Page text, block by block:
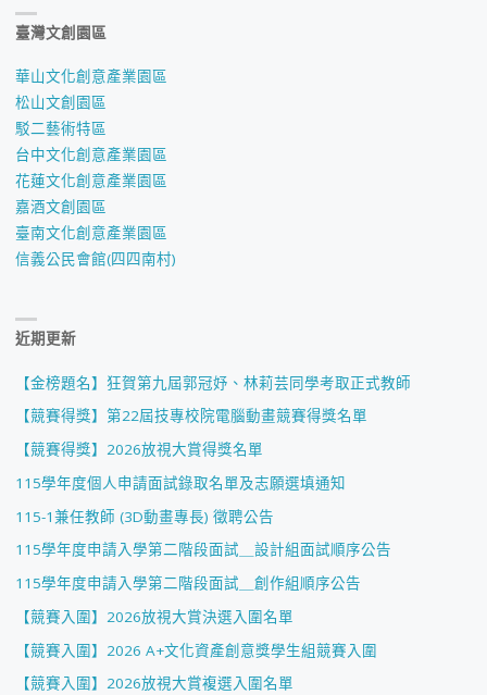
臺灣文創園區
華山文化創意產業園區
松山文創園區
駁二藝術特區
台中文化創意產業園區
花蓮文化創意產業園區
嘉酒文創園區
臺南文化創意產業園區
信義公民會館(四四南村)
近期更新
【金榜題名】狂賀第九屆郭冠妤、林莉芸同學考取正式教師
【競賽得獎】第22屆技專校院電腦動畫競賽得獎名單
【競賽得獎】2026放視大賞得獎名單
115學年度個人申請面試錄取名單及志願選填通知
115-1兼任教師 (3D動畫專長) 徵聘公告
115學年度申請入學第二階段面試＿設計組面試順序公告
115學年度申請入學第二階段面試＿創作組順序公告
【競賽入圍】2026放視大賞決選入圍名單
【競賽入圍】2026 A+文化資產創意獎學生組競賽入圍
【競賽入圍】2026放視大賞複選入圍名單